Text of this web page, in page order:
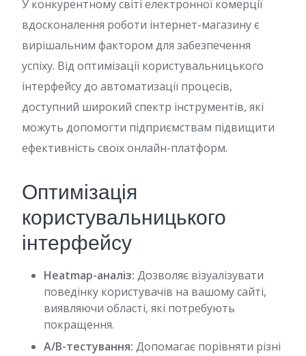
У конкурентному світі електронної комерції
вдосконалення роботи інтернет-магазину є
вирішальним фактором для забезпечення
успіху. Від оптимізації користувальницького
інтерфейсу до автоматизації процесів,
доступний широкий спектр інструментів, які
можуть допомогти підприємствам підвищити
ефективність своїх онлайн-платформ.
Оптимізація
користувальницького
інтерфейсу
Heatmap-аналіз: Дозволяє візуалізувати
поведінку користувачів на вашому сайті,
виявляючи області, які потребують
покращення.
A/B-тестування: Допомагає порівняти різні